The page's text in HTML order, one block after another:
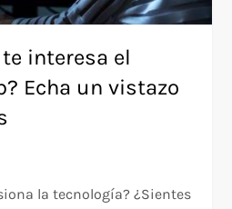
interesa el
Echa un vistazo
la tecnología? ¿Sientes